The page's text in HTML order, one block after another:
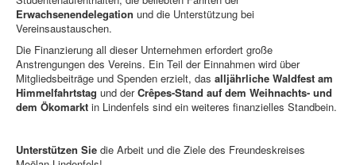
Erwachsenendelegation und die Unterstützung bei
Vereinsaustauschen.
Die Finanzierung all dieser Unternehmen erfordert große
Anstrengungen des Vereins. Ein Teil der Einnahmen wird über
Mitgliedsbeiträge und Spenden erzielt, das alljährliche Waldfest am
Himmelfahrtstag und derCrêpes-Stand auf dem Weihnachts- und
dem Ökomarkt in Lindenfels sind ein weiteres finanzielles Standbein.
Unterstützen Sie die Arbeit und die Ziele des Freundeskreises